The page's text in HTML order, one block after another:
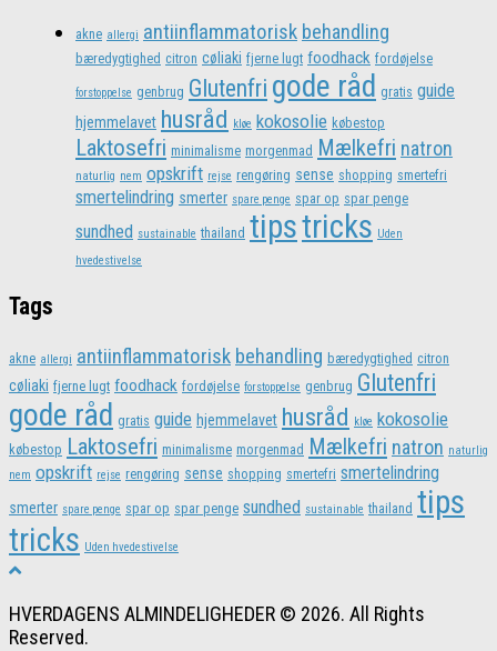
akne allergi antiinflammatorisk behandling
bæredygtighed citron cøliaki fjerne lugt foodhack fordøjelse
forstoppelse genbrug Glutenfri gode råd gratis guide
hjemmelavet husråd kløe kokosolie købestop
Laktosefri minimalisme morgenmad Mælkefri natron
naturlig nem opskrift rejse rengøring sense shopping smertefri
smertelindring smerter spare penge spar op spar penge
sundhed sustainable thailand tipstricks Uden
hvedestivelse
Tags
akne allergi antiinflammatorisk behandling bæredygtighed citron
cøliaki fjerne lugt foodhack fordøjelse forstoppelse genbrug Glutenfri
gode råd gratis guide hjemmelavet husråd kløe kokosolie
købestop Laktosefri minimalisme morgenmad Mælkefri natron naturlig
nem opskrift rejse rengøring sense shopping smertefri smertelindring
smerter spare penge spar op spar penge sundhed sustainable thailand tips
tricks Uden hvedestivelse
HVERDAGENS ALMINDELIGHEDER © 2026. All Rights
Reserved.